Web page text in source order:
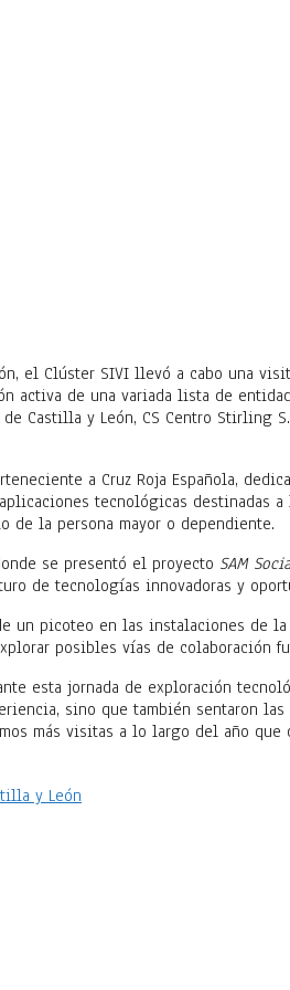
el Clúster SIVI llevó a cabo una
de una variada lista de
de Castilla y León, CS Centro
a Cruz Roja Española,
tecnológicas destinadas
la persona mayor o dependiente.
se presentó el proyecto SAM
de tecnologías innovadoras y
picoteo en las instalaciones de
posibles vías de colaboración
esta jornada de exploración
sino que también sentaron las
más visitas a lo largo del año que
y León